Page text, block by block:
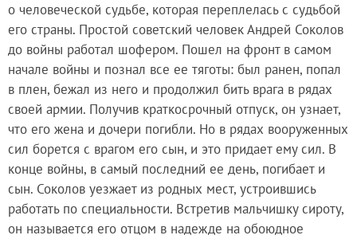
о человеческой судьбе, которая переплелась с судьбой
его страны. Простой советский человек Андрей Соколов
до войны работал шофером. Пошел на фронт в самом
начале войны и познал все ее тяготы: был ранен, попал
в плен, бежал из него и продолжил бить врага в рядах
своей армии. Получив краткосрочный отпуск, он узнает,
что его жена и дочери погибли. Но в рядах вооруженных
сил борется с врагом его сын, и это придает ему сил. В
конце войны, в самый последний ее день, погибает и
сын. Соколов уезжает из родных мест, устроившись
работать по специальности. Встретив мальчишку сироту,
он называется его отцом в надежде на обоюдное